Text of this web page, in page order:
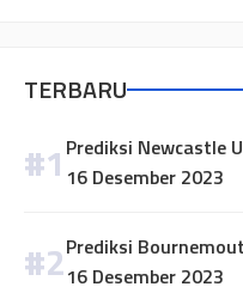
TERBARU
Prediksi Newcastle
16 Desember 2023
Prediksi
16 Desember 2023